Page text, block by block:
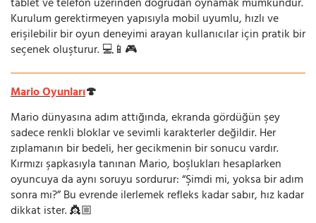
Kurulum gerektirmeyen yapısıyla mobil uyumlu, hızlı ve
erişilebilir bir oyun deneyimi arayan kullanıcılar için pratik bir
seçenek oluşturur. 💻📱🎮
Mario Oyunları🍄
Mario dünyasına adım attığında, ekranda gördüğün şey
sadece renkli bloklar ve sevimli karakterler değildir. Her
zıplamanın bir bedeli, her gecikmenin bir sonucu vardır.
Kırmızı şapkasıyla tanınan Mario, boşlukları hesaplarken
oyuncuya da aynı soruyu sordurur: “Şimdi mi, yoksa bir adım
sonra mı?” Bu evrende ilerlemek refleks kadar sabır, hız kadar
dikkat ister. 👸🏼